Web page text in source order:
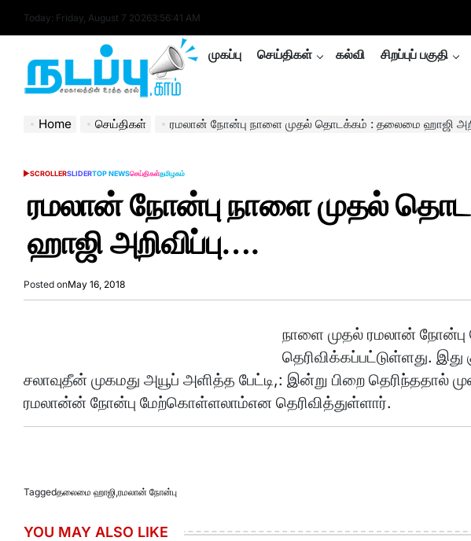
Today: Friday, August 7 20263:56:41 AM
nadappu.com
முகப்பு செய்திகள் கல்வி சிறப்புப் பகுதி
Home செய்திகள் ரமலான் நோன்பு நாளை முதல் தொடக்கம் : தலைமை ஹாஜி
POSTED
SCROLLERSLIDERTOP NEWSசெய்திகள்தமிழகம்
ரமலான் நோன்பு நாளை முதல்
ஹாஜி அறிவிப்பு….
Posted onMay 16, 2018
நாளை முதல் ரமலான்
தெரிவிக்கப்பட்டுள்ளது.
சலாவுதீன் முகமது அயூப் அளித்த பேட்டி,: இன்று பிறை தெரிந்ததால்
ரமலான்ன் நோன்பு மேற்கொள்ளலாம்என தெரிவித்துள்ளார்.
Taggedதலைமை ஹாஜி ரமலான் நோன்பு
YOU MAY ALSO LIKE